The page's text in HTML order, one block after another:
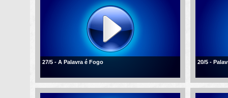
27/5 - A Palavra é Fogo 20/5 -